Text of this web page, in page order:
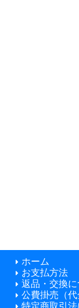
ホーム
お支払方法
返品・交換に
公費掛売（代
特定商取引